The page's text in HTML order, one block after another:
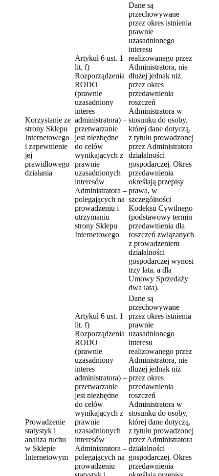
Korzystanie ze
strony Sklepu
Internetowego
i zapewnienie
jej
prawidłowego
działania
Artykuł 6 ust. 1
lit. f)
Rozporządzenia
RODO
(prawnie
uzasadniony
interes
administratora) –
przetwarzanie
jest niezbędne
do celów
wynikających z
prawnie
uzasadnionych
interesów
Administratora –
polegających na
prowadzeniu i
utrzymaniu
strony Sklepu
Internetowego
Dane są
przechowywane
przez okres istnienia
prawnie
uzasadnionego
interesu
realizowanego przez
Administratora, nie
dłużej jednak niż
przez okres
przedawnienia
roszczeń
Administratora w
stosunku do osoby,
której dane dotyczą,
z tytułu prowadzonej
przez Administratora
działalności
gospodarczej. Okres
przedawnienia
określają przepisy
prawa, w
szczególności
Kodeksu Cywilnego
(podstawowy termin
przedawnienia dla
roszczeń związanych
z prowadzeniem
działalności
gospodarczej wynosi
trzy lata, a dla
Umowy Sprzedaży
dwa lata).
Prowadzenie
statystyk i
analiza ruchu
w Sklepie
Internetowym
Artykuł 6 ust. 1
lit. f)
Rozporządzenia
RODO
(prawnie
uzasadniony
interes
administratora) –
przetwarzanie
jest niezbędne
do celów
wynikających z
prawnie
uzasadnionych
interesów
Administratora –
polegających na
prowadzeniu
Dane są
przechowywane
przez okres istnienia
prawnie
uzasadnionego
interesu
realizowanego przez
Administratora, nie
dłużej jednak niż
przez okres
przedawnienia
roszczeń
Administratora w
stosunku do osoby,
której dane dotyczą,
z tytułu prowadzonej
przez Administratora
działalności
gospodarczej. Okres
przedawnienia